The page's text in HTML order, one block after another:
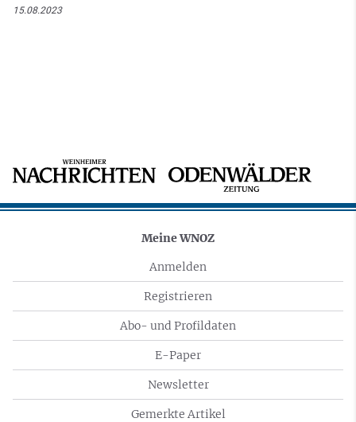
15.08.2023
Meine WNOZ
Anmelden
Registrieren
Abo- und Profildaten
E-Paper
Newsletter
Gemerkte Artikel